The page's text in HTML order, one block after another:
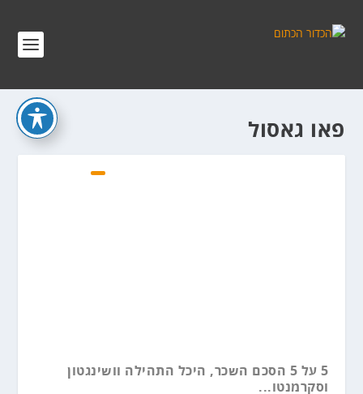
פאו גאסול
5 על 5 הסכם השכר, היכל התהילה וושינגטון
וסקרמנטו...